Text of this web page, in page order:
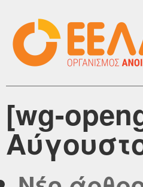
[wg-